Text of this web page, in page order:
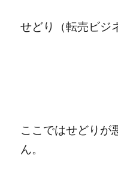
せどり（転売ビジ
ここではせどりが
ん。